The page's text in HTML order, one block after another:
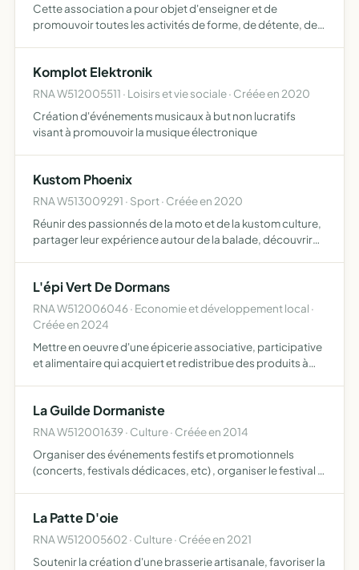
Cette association a pour objet d'enseigner et de
promouvoir toutes les activités de forme, de détente, de
Komplot Elektronik
RNA W512005511 · Loisirs et vie sociale · Créée en 2020
Création d'événements musicaux à but non lucratifs
visant à promouvoir la musique électronique
Kustom Phoenix
RNA W513009291 · Sport · Créée en 2020
Réunir des passionnés de la moto et de la kustom culture,
partager leur expérience autour de la balade, découvrir
L'épi Vert De Dormans
RNA W512006046 · Economie et développement local ·
Créée en 2024
Mettre en oeuvre d'une épicerie associative, participative
et alimentaire qui acquiert et redistribue des produits à
La Guilde Dormaniste
RNA W512001639 · Culture · Créée en 2014
Organiser des événements festifs et promotionnels
(concerts, festivals dédicaces, etc) , organiser le festival le
La Patte D'oie
RNA W512005602 · Culture · Créée en 2021
Soutenir la création d'une brasserie artisanale, favoriser la